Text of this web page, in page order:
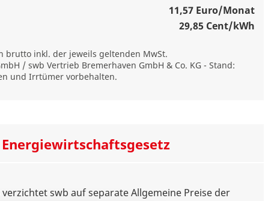
11,57 Euro/Monat
29,85 Cent/kWh
brutto inkl. der jeweils geltenden MwSt.
/ swb Vertrieb Bremerhaven GmbH & Co. KG - Stand:
und Irrtümer vorbehalten.
verzichtet swb auf separate Allgemeine Preise der